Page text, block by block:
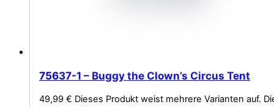
75637-1 – Buggy the Clown’s Circus Tent
49,99 € Dieses Produkt weist mehrere Varianten auf.